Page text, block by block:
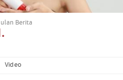
Berita
Video